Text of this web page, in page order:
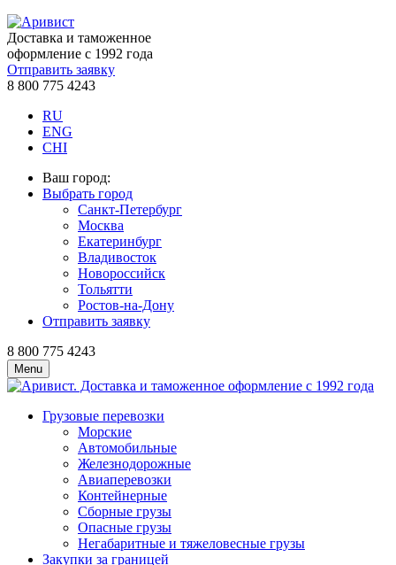
Доставка и таможенное
оформление с 1992 года
Отправить заявку
8 800 775 4243
RU
ENG
CHI
Ваш город:
Выбрать город
Санкт-Петербург
Москва
Екатеринбург
Владивосток
Новороссийск
Тольятти
Ростов-на-Дону
Отправить заявку
8 800 775 4243
Menu
Грузовые перевозки
Морские
Автомобильные
Железно­дорожные
Авиаперевозки
Контейнерные
Сборные грузы
Опасные грузы
Негабаритные и тяжело­весные грузы
Закупки за границей